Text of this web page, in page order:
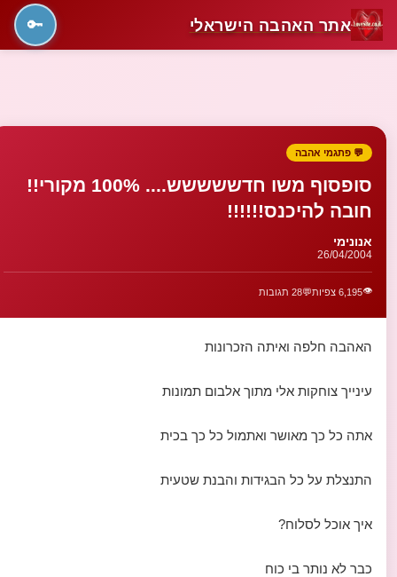
אתר האהבה הישראלי 🔑
💬 פתגמי אהבה
סופסוף משו חדששששש.... 100% מקורי!!
חובה להיכנס!!!!!!
אנונימי
26/04/2004
👁️6,195 צפיות 💬28 תגובות
האהבה חלפה ואיתה הזכרונות
עינייך צוחקות אלי מתוך אלבום תמונות
אתה כל כך מאושר ואתמול כל כך בכית
התנצלת על כל הבגידות והבנת שטעית
איך אוכל לסלוח?
כבר לא נותר בי כוח